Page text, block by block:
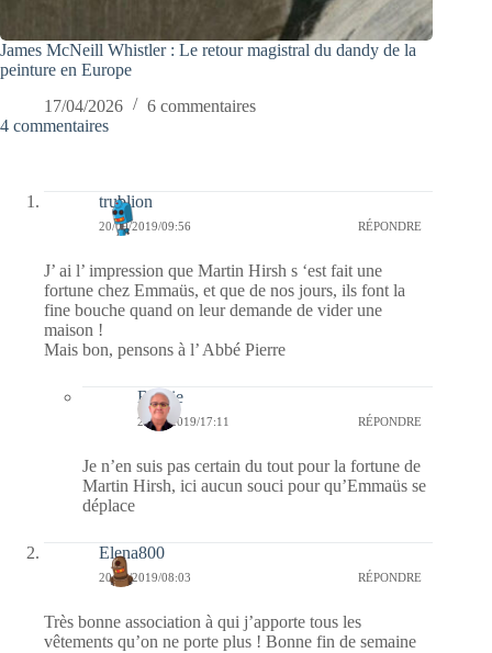
James McNeill Whistler : Le retour magistral du dandy de la
peinture en Europe
17/04/2026
6 commentaires
4 commentaires
trublion
20/09/2019/09:56 RÉPONDRE
J’ ai l’ impression que Martin Hirsh s ‘est fait une
fortune chez Emmaüs, et que de nos jours, ils font la
fine bouche quand on leur demande de vider une
maison !
Mais bon, pensons à l’ Abbé Pierre
Bernie
21/09/2019/17:11 RÉPONDRE
Je n’en suis pas certain du tout pour la fortune de
Martin Hirsh, ici aucun souci pour qu’Emmaüs se
déplace
Elena800
20/09/2019/08:03 RÉPONDRE
Très bonne association à qui j’apporte tous les
vêtements qu’on ne porte plus ! Bonne fin de semaine